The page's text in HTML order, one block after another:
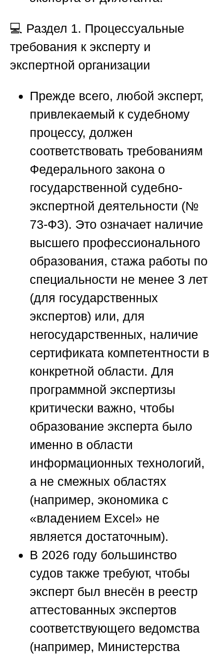
💻 Раздел 1. Процессуальные
требования к эксперту и
экспертной организации
Прежде всего, любой эксперт,
привлекаемый к судебному
процессу, должен
соответствовать требованиям
Федерального закона о
государственной судебно-
экспертной деятельности (№
73-ФЗ). Это означает наличие
высшего профессионального
образования, стажа работы по
специальности не менее 3 лет
(для государственных
экспертов) или, для
негосударственных, наличие
сертификата компетентности в
конкретной области. Для
программной экспертизы
критически важно, чтобы
образование эксперта было
именно в области
информационных технологий,
а не смежных областях
(например, экономика с
«владением Excel» не
является достаточным).
В 2026 году большинство
судов также требуют, чтобы
эксперт был внесён в реестр
аттестованных экспертов
соответствующего ведомства
(например, Министерства